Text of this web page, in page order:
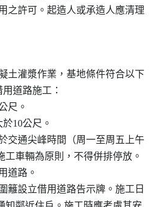
之許可。起造人或承造人應清理
土灌漿作業，基地條件符合以下
道路施工：
尺。
10公尺。
交通尖峰時間（周一至周五上午
工車輛為原則，不得併排停放。
道路。
籬設立借用道路告示牌。施工日